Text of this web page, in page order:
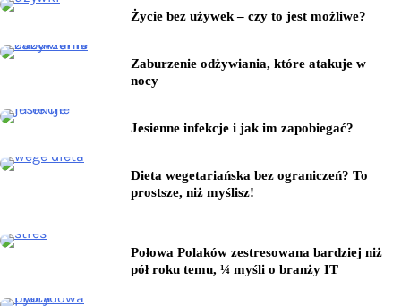
Życie bez używek – czy to jest możliwe?
Zaburzenie odżywiania, które atakuje w
nocy
Jesienne infekcje i jak im zapobiegać?
Dieta wegetariańska bez ograniczeń? To
prostsze, niż myślisz!
Połowa Polaków zestresowana bardziej niż
pół roku temu, ¼ myśli o branży IT